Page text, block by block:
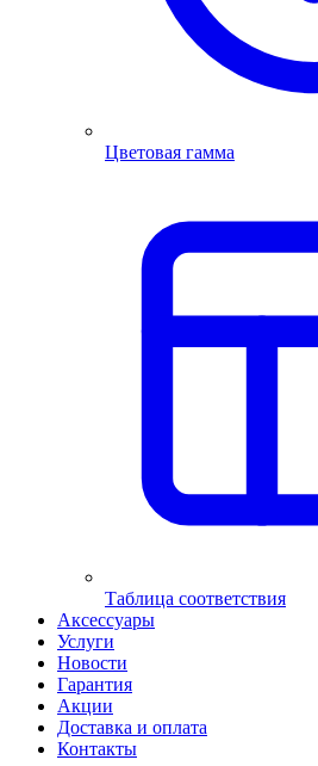
Цветовая гамма
Таблица соответствия
Аксессуары
Услуги
Новости
Гарантия
Акции
Доставка и оплата
Контакты